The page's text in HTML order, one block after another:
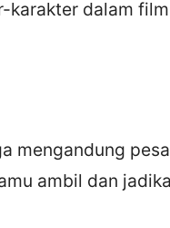
karakter dalam
mengandung
ambil dan